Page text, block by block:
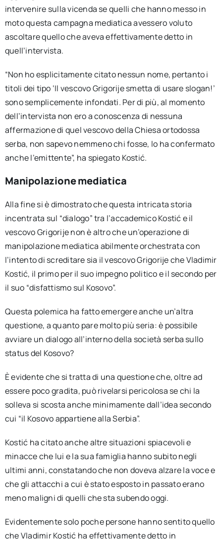
intervenire sulla vicenda se quelli che hanno messo in
moto questa campagna mediatica avessero voluto
ascoltare quello che aveva effettivamente detto in
quell’intervista.
“Non ho esplicitamente citato nessun nome, pertanto i
titoli dei tipo ‘Il vescovo Grigorije smetta di usare slogan!’
sono semplicemente infondati. Per di più, al momento
dell’intervista non ero a conoscenza di nessuna
affermazione di quel vescovo della Chiesa ortodossa
serba, non sapevo nemmeno chi fosse, lo ha confermato
anche l’emittente”, ha spiegato Kostić.
Manipolazione mediatica
Alla fine si è dimostrato che questa intricata storia
incentrata sul “dialogo” tra l’accademico Kostić e il
vescovo Grigorije non è altro che un’operazione di
manipolazione mediatica abilmente orchestrata con
l’intento di screditare sia il vescovo Grigorije che Vladimir
Kostić, il primo per il suo impegno politico e il secondo per
il suo “disfattismo sul Kosovo”.
Questa polemica ha fatto emergere anche un’altra
questione, a quanto pare molto più seria: è possibile
avviare un dialogo all’interno della società serba sullo
status del Kosovo?
È evidente che si tratta di una questione che, oltre ad
essere poco gradita, può rivelarsi pericolosa se chi la
solleva si scosta anche minimamente dall’idea secondo
cui “il Kosovo appartiene alla Serbia”.
Kostić ha citato anche altre situazioni spiacevoli e
minacce che lui e la sua famiglia hanno subito negli
ultimi anni, constatando che non doveva alzare la voce e
che gli attacchi a cui è stato esposto in passato erano
meno maligni di quelli che sta subendo oggi.
Evidentemente solo poche persone hanno sentito quello
che Vladimir Kostić ha effettivamente detto in